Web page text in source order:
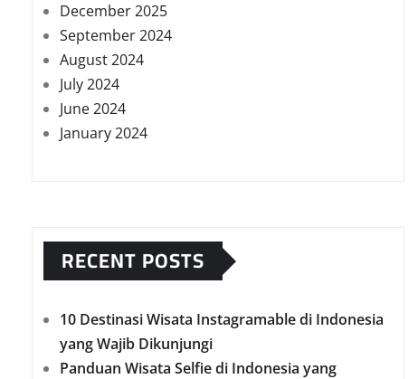
December 2025
September 2024
August 2024
July 2024
June 2024
January 2024
RECENT POSTS
10 Destinasi Wisata Instagramable di Indonesia
yang Wajib Dikunjungi
Panduan Wisata Selfie di Indonesia yang